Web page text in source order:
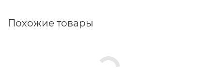
Похожие товары